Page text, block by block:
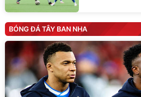
BÓNG ĐÁ TÂY BAN NHA